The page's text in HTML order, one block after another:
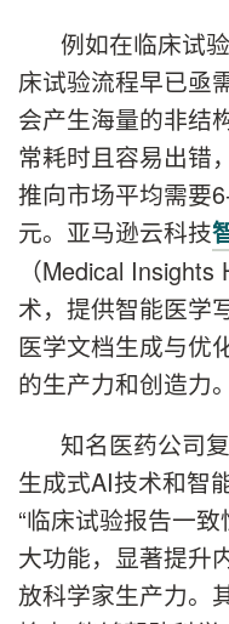
例如在临床试
床试验流程早已亟
会产生海量的非结
常耗时且容易出错
推向市场平均需要
元。亚马逊云科技
（Medical
术，提供智能医学
医学文档生成与优
的生产力和创造力。
知名医药公司
生成式AI技术和智
“临床试验报告一致
大功能，显著提升
放科学家生产力。